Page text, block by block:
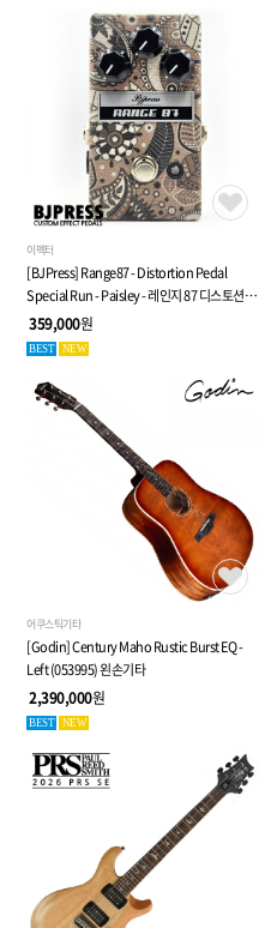
이펙터
[BJPress] Range87 - Distortion Pedal
Special Run - Paisley - 레인지 87 디스토션
페달
359,000원
BEST NEW
어쿠스틱기타
[Godin] Century Maho Rustic Burst EQ -
Left (053995) 왼손기타
2,390,000원
BEST NEW